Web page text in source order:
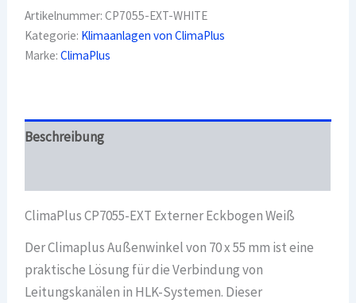
Externer
Eckbogen
Weiß
Menge
Artikelnummer:CP7055-EXT-WHITE
Kategorie: Klimaanlagen von ClimaPlus
Marke:ClimaPlus
Beschreibung
ClimaPlus CP7055-EXT Externer Eckbogen Weiß
Der Climaplus Außenwinkel von 70 x 55 mm ist eine
praktische Lösung für die Verbindung von
Leitungskanälen in HLK-Systemen. Dieser